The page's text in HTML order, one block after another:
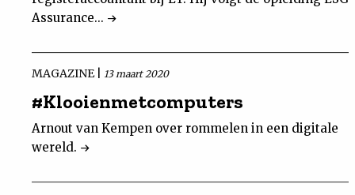
Assurance...
MAGAZINE | 13 maart 2020
#Klooienmetcomputers
Arnout van Kempen over rommelen in een digitale
wereld.